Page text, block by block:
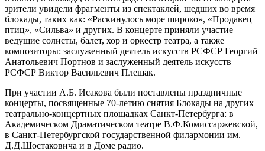
зрители увидели фрагменты из спектаклей, шедших во время
блокады, таких как: «Раскинулось море широко», «Продавец
птиц», «Сильва» и других. В концерте приняли участие
ведущие солисты, балет, хор и оркестр театра, а также
композиторы: заслуженный деятель искусств РСФСР Георгий
Анатольевич Портнов и заслуженный деятель искусств
РСФСР Виктор Васильевич Плешак.
При участии А.Б. Исакова были поставлены праздничные
концерты, посвященные 70-летию снятия Блокады на других
театрально-концертных площадках Санкт-Петербурга: в
Академическом Драматическом театре В.Ф.Комиссаржевской,
в Санкт-Петербургской государственной филармонии им.
Д.Д.Шостаковича и в Доме радио.